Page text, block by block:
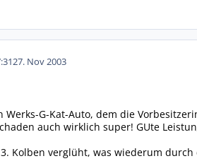
27. Nov 2003
Werks-G-Kat-Auto, dem die
auch wirklich super! GUte
Kolben verglüht, was wiederum